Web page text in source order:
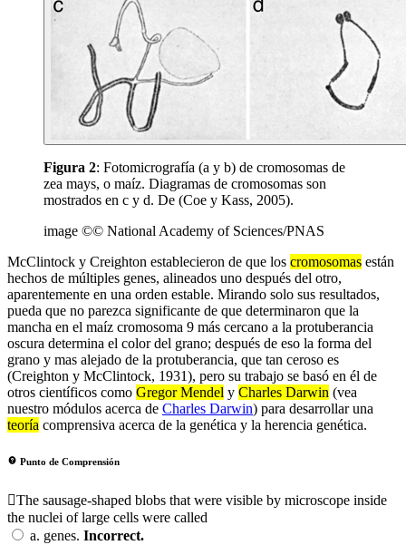
Figura 2: Fotomicrografía (a y b) de cromosomas de
zea mays, o maíz. Diagramas de cromosomas son
mostrados en c y d. De (Coe y Kass, 2005).
image ©© National Academy of Sciences/PNAS
McClintock y Creighton establecieron de que los cromosomas están
hechos de múltiples genes, alineados uno después del otro,
aparentemente en una orden estable. Mirando solo sus resultados,
pueda que no parezca significante de que determinaron que la
mancha en el maíz cromosoma 9 más cercano a la protuberancia
oscura determina el color del grano; después de eso la forma del
grano y mas alejado de la protuberancia, que tan ceroso es
(Creighton y McClintock, 1931), pero su trabajo se basó en él de
otros científicos como Gregor Mendel y Charles Darwin (vea
nuestro módulos acerca de Charles Darwin) para desarrollar una
teoría comprensiva acerca de la genética y la herencia genética.
Punto de Comprensión
The sausage-shaped blobs that were visible by microscope inside
the nuclei of large cells were called
a. genes. Incorrect.